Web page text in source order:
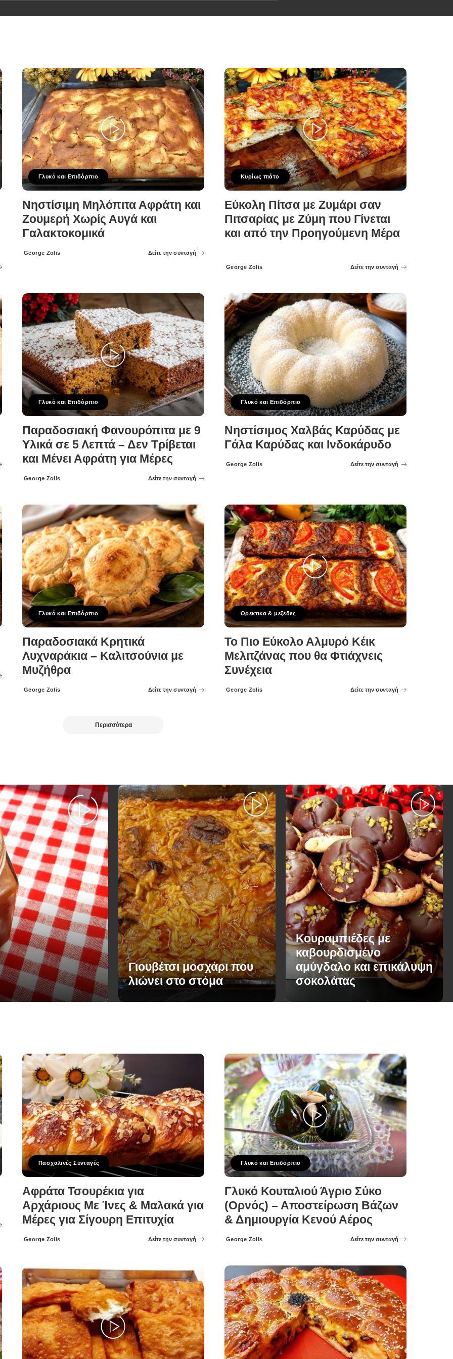
Γλυκό και Επιδόρπιο
Νηστίσιμη Μηλόπιτα Αφράτη και
Ζουμερή Χωρίς Αυγά και
Γαλακτοκομικά
Posted
George Zolis Δείτε την συνταγή
Κυρίως πιάτο
Εύκολη Πίτσα με Ζυμάρι σαν
Πιτσαρίας με Ζύμη που Γίνεται
και από την Προηγούμενη Μέρα
Posted
George Zolis Δείτε την συνταγή
Γλυκό και Επιδόρπιο
Παραδοσιακή Φανουρόπιτα με 9
Υλικά σε 5 Λεπτά – Δεν Τρίβεται
και Μένει Αφράτη για Μέρες
Posted
George Zolis Δείτε την συνταγή
Γλυκό και Επιδόρπιο
Νηστίσιμος Χαλβάς Καρύδας με
Γάλα Καρύδας και Ινδοκάρυδο
Posted
George Zolis Δείτε την συνταγή
Γλυκό και Επιδόρπιο
Παραδοσιακά Κρητικά
Λυχναράκια – Καλιτσούνια με
Μυζήθρα
Posted
George Zolis Δείτε την συνταγή
Ορεκτικα & μεζεδες
Το Πιο Εύκολο Αλμυρό Κέικ
Μελιτζάνας που θα Φτιάχνεις
Συνέχεια
Posted
George Zolis Δείτε την συνταγή
Περισσότερα
Γιουβέτσι μοσχάρι που
λιώνει στο στόμα
Κουραμπιέδες με
καβουρδισμένο
αμύγδαλο και επικάλυψη
σοκολάτας
Πασχαλινές Συνταγές
Αφράτα Τσουρέκια για
Αρχάριους Με Ίνες & Μαλακά για
Μέρες για Σίγουρη Επιτυχία
Posted
George Zolis Δείτε την συνταγή
Γλυκό και Επιδόρπιο
Γλυκό Κουταλιού Άγριο Σύκο
(Ορνός) – Αποστείρωση Βάζων
& Δημιουργία Κενού Αέρος
Posted
George Zolis Δείτε την συνταγή